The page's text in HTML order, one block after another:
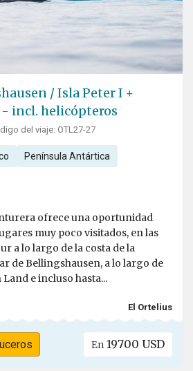
/ Isla Peter I +
incl. helicópteros
del viaje: OTL27-27
Península Antártica
ofrece una oportunidad
muy poco visitados, en las
a lo largo de la costa de la
de Bellingshausen, a lo largo de
e incluso hasta...
El Ortelius
En 19700 USD